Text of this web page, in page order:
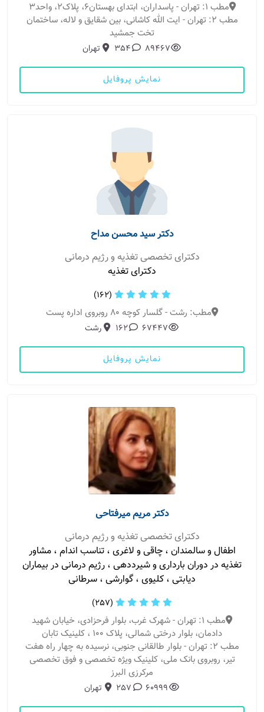
مطب 1: تهران - پاسداران، ابتدای بهستان۶، پلاک۲، واحد۳
مطب 2: تهران - ایت الله کاشانی، بین شقایق و لاله، ساختمان
تخت جمشید
89467
354 تهران
نمایش پروفایل
دکتر سید محسن مداح
دکترای تخصصی تغذیه و رژیم درمانی
دکترای تغذیه
(162)
مطب: رشت - گلسار کوچه ۸۰ روبروی اداره پست
67447
162 رشت
نمایش پروفایل
دکتر مریم میرفتاحی
دکترای تخصصی تغذیه و رژیم درمانی
اطفال و سالمندان ، چاقی و لاغری ، تناسب اندام ، مشاور
تغذیه در دوران بارداری و شیرددهی ، رژیم درمانی در بیماران
دیابتی ، کلیوی ، گوارشی ، سرطانی
(257)
مطب 1: تهران - شهرک غرب، بلوار فرحزادی، خیابان شهید
دادمان، بلوار درختی شمالی، پلاک ١٠٠ ، کلینیک تابان
مطب 2: تهران - بلوار طالقانی جنوبی، نرسیده به چهار راه هفت
تیر، روبروی بانک ملی، کلینیک ویژه تخصصی و فوق تخصصی
مرکرزی البرز
60999
257 تهران